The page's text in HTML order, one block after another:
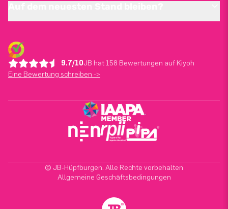
9.7/10JB hat 158 Bewertungen auf Kiyoh
Eine Bewertung schreiben ->
© JB-Hüpfburgen. Alle Rechte vorbehalten
Allgemeine Geschäftsbedingungen